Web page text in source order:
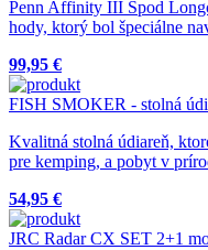
Penn Affinity III Spod
hody, ktorý bol špeciálne
99,95 €
FISH SMOKER - stolná
Kvalitná stolná údiareň,
pre kemping, a pobyt v
54,95 €
JRC Radar CX SET 2+1